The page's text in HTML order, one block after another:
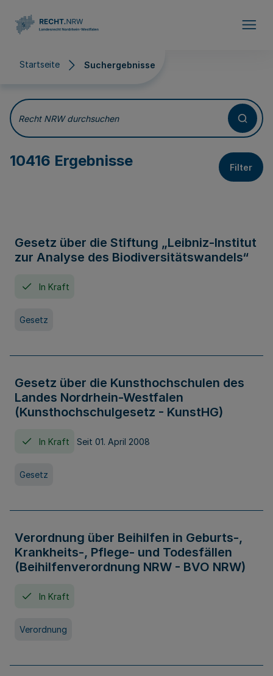
Startseite Suchergebnisse
Suchergebnisse
Recht NRW durchsuchen
10416 Ergebnisse Filter
Gesetz über die Stiftung „Leibniz-Institut
zur Analyse des Biodiversitätswandels“
In Kraft
Gesetz
Gesetz über die Kunsthochschulen des
Landes Nordrhein-Westfalen
(Kunsthochschulgesetz - KunstHG)
In Kraft Seit 01. April 2008
Gesetz
Verordnung über Beihilfen in Geburts-,
Krankheits-, Pflege- und Todesfällen
(Beihilfenverordnung NRW - BVO NRW)
In Kraft
Verordnung